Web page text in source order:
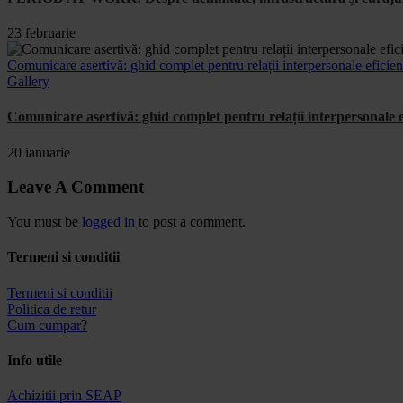
23 februarie
Comunicare asertivă: ghid complet pentru relații interpersonale
Gallery
Comunicare asertivă: ghid complet pentru relații interpersonale
20 ianuarie
Leave A Comment
You must be logged in to post a comment.
Termeni si conditii
Termeni si conditii
Politica de retur
Cum cumpar?
Info utile
Achizitii prin SEAP